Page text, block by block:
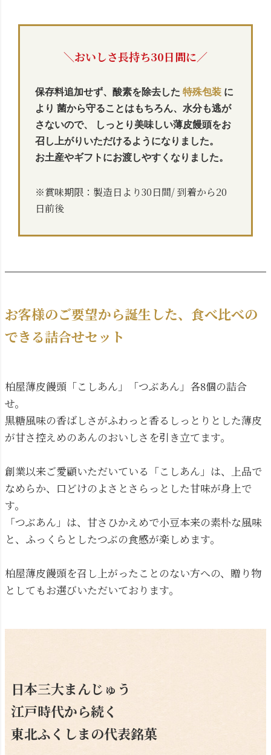
＼おいしさ長持ち30日間に／
保存料追加せず、酸素を除去した 特殊包装 に
より 菌から守ることはもちろん、水分も逃が
さないので、
しっとり美味しい薄皮饅頭をお
召し上がりいただけるようになりました。
お土産やギフトにお渡しやすくなりました。
※賞味期限：製造日より30日間/ 到着から20
日前後
お客様のご要望から誕生した、食べ比べの
できる詰合せセット
柏屋薄皮饅頭「こしあん」「つぶあん」各8個の詰合
せ。
黒糖風味の香ばしさがふわっと香るしっとりとした薄皮
が甘さ控えめのあんのおいしさを引き立てます。
創業以来ご愛顧いただいている「こしあん」は、上品で
なめらか、口どけのよさとさらっとした甘味が身上で
す。
「つぶあん」は、甘さひかえめで小豆本来の素朴な風味
と、ふっくらとしたつぶの食感が楽しめます。
柏屋薄皮饅頭を召し上がったことのない方への、贈り物
としてもお選びいただいております。
日本三大まんじゅう
江戸時代から続く
東北ふくしまの代表銘菓